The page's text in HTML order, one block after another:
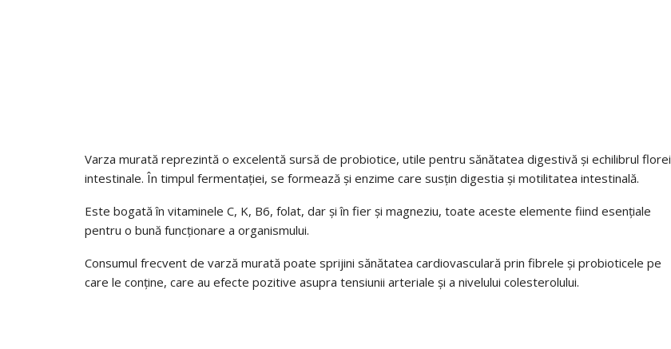
Varza murată reprezintă o excelentă sursă de probiotice, utile pentru sănătatea digestivă și echilibrul florei
intestinale. În timpul fermentației, se formează și enzime care susțin digestia și motilitatea intestinală.
Este bogată în vitaminele C, K, B6, folat, dar și în fier și magneziu, toate aceste elemente fiind esențiale
pentru o bună funcționare a organismului.
Consumul frecvent de varză murată poate sprijini sănătatea cardiovasculară prin fibrele și probioticele pe
care le conține, care au efecte pozitive asupra tensiunii arteriale și a nivelului colesterolului.